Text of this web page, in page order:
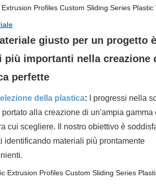
giusto per un progetto è
più importanti nella creazione
perfette
della plastica: I progressi nella
alla creazione di un'ampia gamma
cui scegliere. Il nostro obiettivo è
identificando materiali più prontamente